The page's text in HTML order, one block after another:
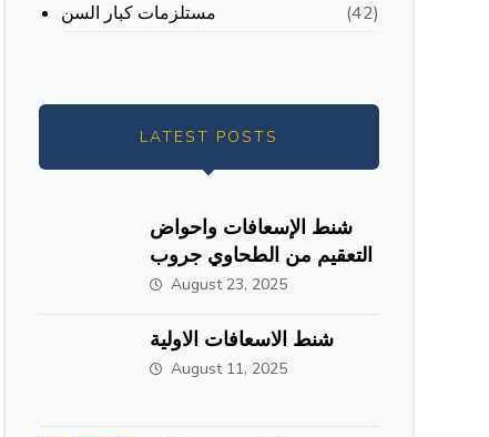
مستلزمات كبار السن
(42)
LATEST POSTS
شنط الإسعافات واحواض
التعقيم من الطحاوي جروب
August 23, 2025
شنط الاسعافات الاولية
August 11, 2025